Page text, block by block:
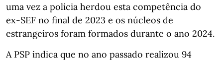
uma vez a polícia herdou esta competência do
ex-SEF no final de 2023 e os núcleos de
estrangeiros foram formados durante o ano 2024.
A PSP indica que no ano passado realizou 94